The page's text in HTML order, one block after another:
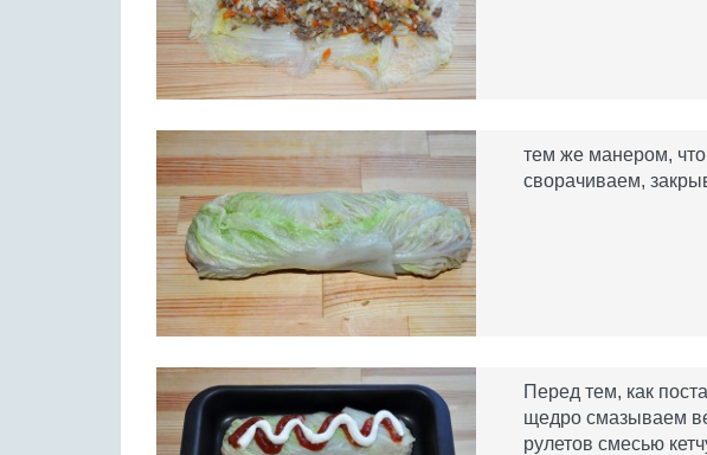
тем же манером, что
сворачиваем,
Перед тем, как
щедро смазываем
рулетов смесью